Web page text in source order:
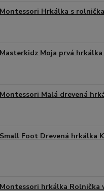
Hrkálka s
Moja prvá hrkálka
Malá drevená
Foot Drevená hrkálka
hrkálka Rolnička